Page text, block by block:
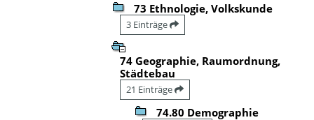
73 Ethnologie, Volkskunde
3 Einträge
74 Geographie, Raumordnung,
Städtebau
21 Einträge
74.80 Demographie